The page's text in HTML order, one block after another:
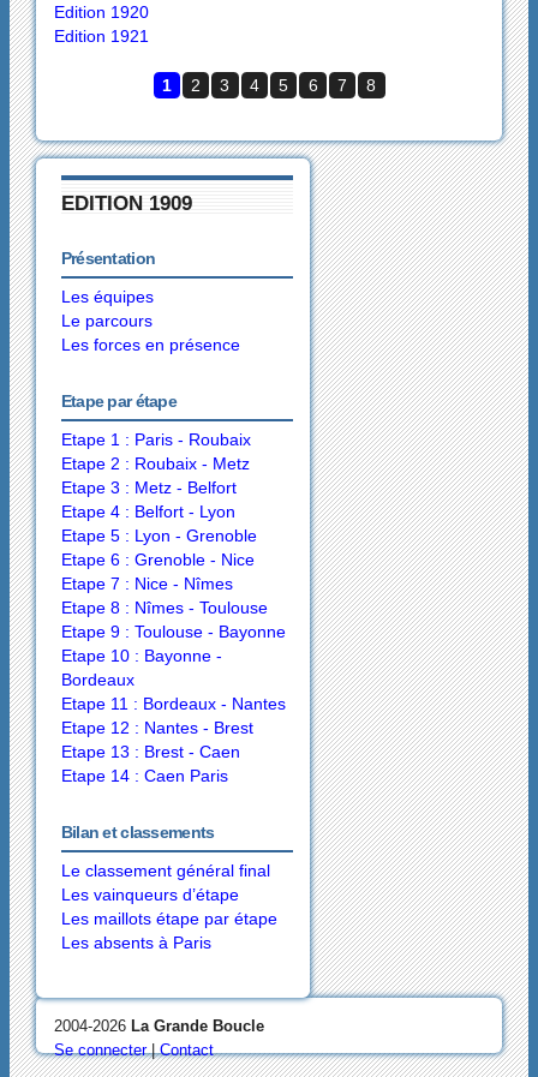
Edition 1920
Edition 1921
1 2 3 4 5 6 7 8
EDITION 1909
Présentation
Les équipes
Le parcours
Les forces en présence
Etape par étape
Etape 1 : Paris - Roubaix
Etape 2 : Roubaix - Metz
Etape 3 : Metz - Belfort
Etape 4 : Belfort - Lyon
Etape 5 : Lyon - Grenoble
Etape 6 : Grenoble - Nice
Etape 7 : Nice - Nîmes
Etape 8 : Nîmes - Toulouse
Etape 9 : Toulouse - Bayonne
Etape 10 : Bayonne -
Bordeaux
Etape 11 : Bordeaux - Nantes
Etape 12 : Nantes - Brest
Etape 13 : Brest - Caen
Etape 14 : Caen Paris
Bilan et classements
Le classement général final
Les vainqueurs d’étape
Les maillots étape par étape
Les absents à Paris
2004-2026 La Grande Boucle
Se connecter|Contact